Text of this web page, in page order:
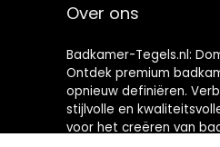
Over ons
Badkamer-Tegels.nl:
Ontdek premium
opnieuw definiëren.
stijlvolle en
voor het creëren van